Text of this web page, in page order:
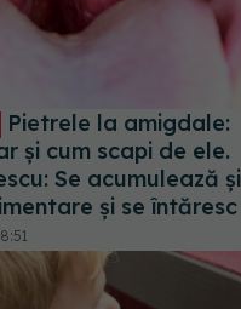
Pietrele la amigdale:
și cum scapi de ele.
Se acumulează și
și se întăresc